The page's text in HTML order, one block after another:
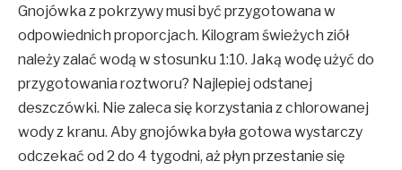
Gnojówka z pokrzywy musi być przygotowana w
odpowiednich proporcjach. Kilogram świeżych ziół
należy zalać wodą w stosunku 1:10. Jaką wodę użyć do
przygotowania roztworu? Najlepiej odstanej
deszczówki. Nie zaleca się korzystania z chlorowanej
wody z kranu. Aby gnojówka była gotowa wystarczy
odczekać od 2 do 4 tygodni, aż płyn przestanie się